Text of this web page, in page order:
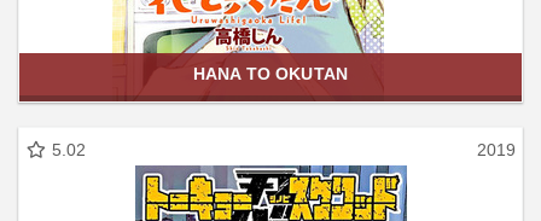
HANA TO OKUTAN
5.02 2019